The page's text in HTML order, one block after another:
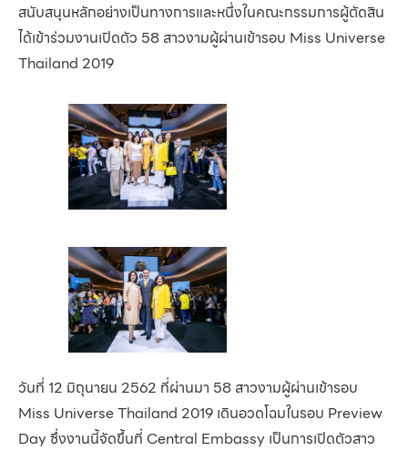
สนับสนุนหลักอย่างเป็นทางการและหนึ่งในคณะกรรมการผู้ตัดสิน
ได้เข้าร่วมงานเปิดตัว 58 สาวงามผู้ผ่านเข้ารอบ Miss Universe
Thailand 2019
วันที่ 12 มิถุนายน 2562 ที่ผ่านมา 58 สาวงามผู้ผ่านเข้ารอบ
Miss Universe Thailand 2019 เดินอวดโฉมในรอบ Preview
Day ซึ่งงานนี้จัดขึ้นที่ Central Embassy เป็นการเปิดตัวสาว